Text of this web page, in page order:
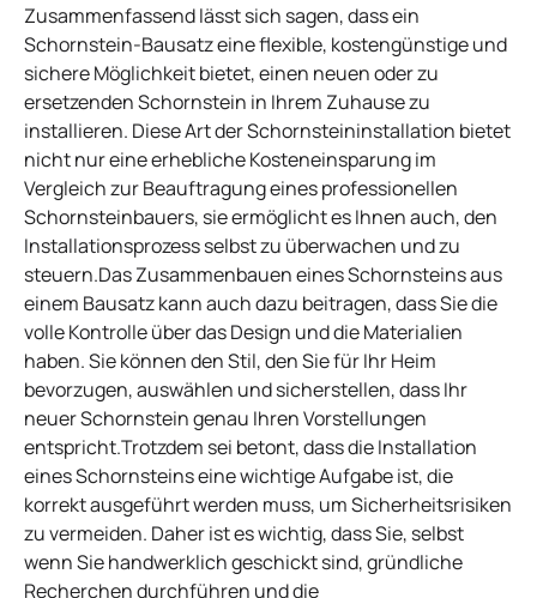
Zusammenfassend lässt sich sagen, dass ein
Schornstein-Bausatz eine flexible, kostengünstige und
sichere Möglichkeit bietet, einen neuen oder zu
ersetzenden Schornstein in Ihrem Zuhause zu
installieren. Diese Art der Schornsteininstallation bietet
nicht nur eine erhebliche Kosteneinsparung im
Vergleich zur Beauftragung eines professionellen
Schornsteinbauers, sie ermöglicht es Ihnen auch, den
Installationsprozess selbst zu überwachen und zu
steuern.Das Zusammenbauen eines Schornsteins aus
einem Bausatz kann auch dazu beitragen, dass Sie die
volle Kontrolle über das Design und die Materialien
haben. Sie können den Stil, den Sie für Ihr Heim
bevorzugen, auswählen und sicherstellen, dass Ihr
neuer Schornstein genau Ihren Vorstellungen
entspricht.Trotzdem sei betont, dass die Installation
eines Schornsteins eine wichtige Aufgabe ist, die
korrekt ausgeführt werden muss, um Sicherheitsrisiken
zu vermeiden. Daher ist es wichtig, dass Sie, selbst
wenn Sie handwerklich geschickt sind, gründliche
Recherchen durchführen und die